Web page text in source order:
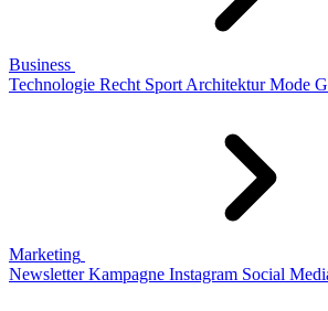
Business
Technologie Recht Sport Architektur Mode
Marketing
Newsletter Kampagne Instagram Social